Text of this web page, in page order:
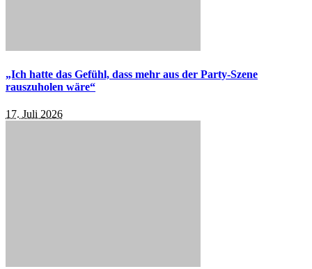
„Ich hatte das Gefühl, dass mehr aus der Party-Szene
rauszuholen wäre“
17. Juli 2026